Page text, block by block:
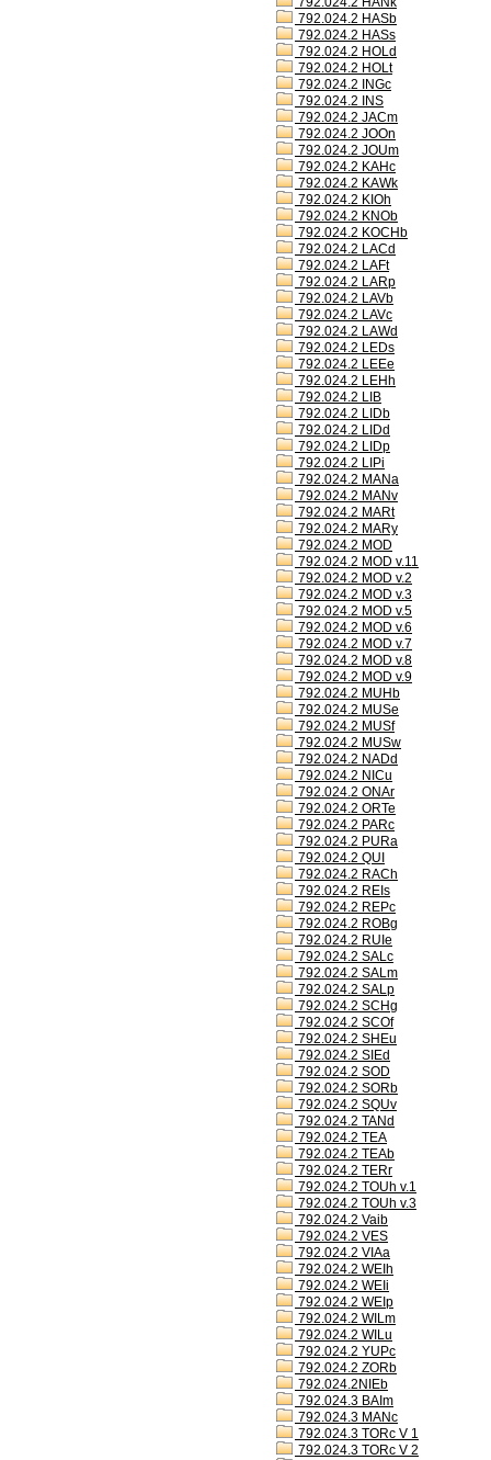
792.024.2 HASb
792.024.2 HASs
792.024.2 HOLd
792.024.2 HOLt
792.024.2 INGc
792.024.2 INS
792.024.2 JACm
792.024.2 JOOn
792.024.2 JOUm
792.024.2 KAHc
792.024.2 KAWk
792.024.2 KIOh
792.024.2 KNOb
792.024.2 KOCHb
792.024.2 LACd
792.024.2 LAFt
792.024.2 LARp
792.024.2 LAVb
792.024.2 LAVc
792.024.2 LAWd
792.024.2 LEDs
792.024.2 LEEe
792.024.2 LEHh
792.024.2 LIB
792.024.2 LIDb
792.024.2 LIDd
792.024.2 LIDp
792.024.2 LIPi
792.024.2 MANa
792.024.2 MANv
792.024.2 MARt
792.024.2 MARy
792.024.2 MOD
792.024.2 MOD v.11
792.024.2 MOD v.2
792.024.2 MOD v.3
792.024.2 MOD v.5
792.024.2 MOD v.6
792.024.2 MOD v.7
792.024.2 MOD v.8
792.024.2 MOD v.9
792.024.2 MUHb
792.024.2 MUSe
792.024.2 MUSf
792.024.2 MUSw
792.024.2 NADd
792.024.2 NICu
792.024.2 ONAr
792.024.2 ORTe
792.024.2 PARc
792.024.2 PURa
792.024.2 QUI
792.024.2 RACh
792.024.2 REIs
792.024.2 REPc
792.024.2 ROBg
792.024.2 RUIe
792.024.2 SALc
792.024.2 SALm
792.024.2 SALp
792.024.2 SCHg
792.024.2 SCOf
792.024.2 SHEu
792.024.2 SIEd
792.024.2 SOD
792.024.2 SORb
792.024.2 SQUv
792.024.2 TANd
792.024.2 TEA
792.024.2 TEAb
792.024.2 TERr
792.024.2 TOUh v.1
792.024.2 TOUh v.3
792.024.2 Vaib
792.024.2 VES
792.024.2 VIAa
792.024.2 WEIh
792.024.2 WEIi
792.024.2 WEIp
792.024.2 WILm
792.024.2 WILu
792.024.2 YUPc
792.024.2 ZORb
792.024.2NIEb
792.024.3 BAIm
792.024.3 MANc
792.024.3 TORc V 1
792.024.3 TORc V 2